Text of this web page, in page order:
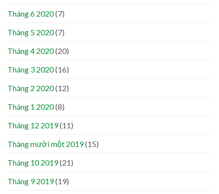
Tháng 6 2020(7)
Tháng 5 2020(7)
Tháng 4 2020(20)
Tháng 3 2020(16)
Tháng 2 2020(12)
Tháng 1 2020(8)
Tháng 12 2019(11)
Tháng mười một 2019(15)
Tháng 10 2019(21)
Tháng 9 2019(19)